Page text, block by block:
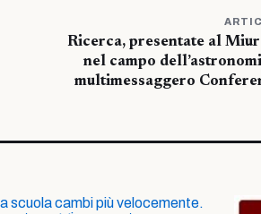
Ricerca, presentate al
nel campo
multimessaggero